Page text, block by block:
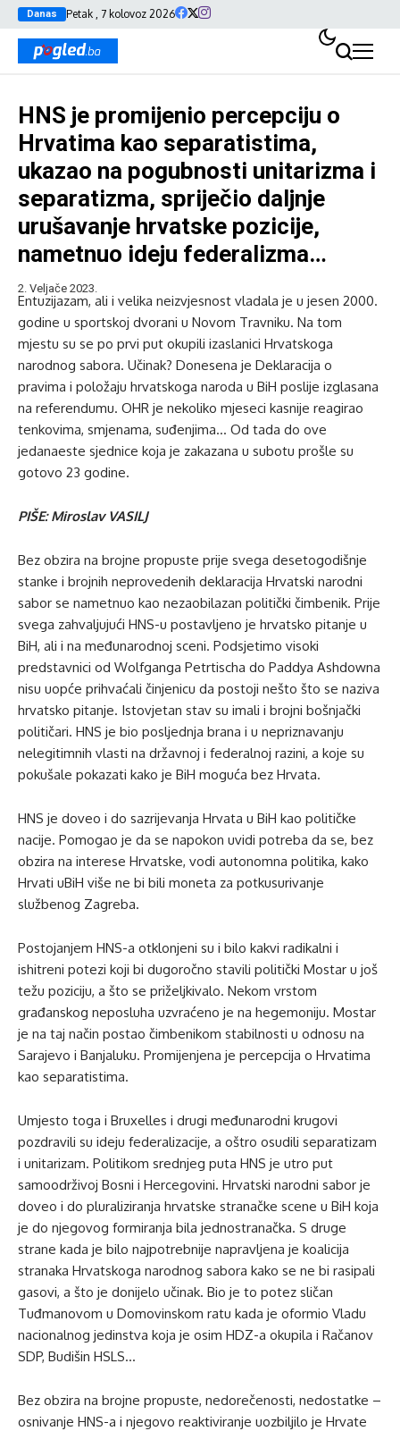
Danas Petak , 7 kolovoz 2026
HNS je promijenio percepciju o
Hrvatima kao separatistima,
ukazao na pogubnosti unitarizma i
separatizma, spriječio daljnje
urušavanje hrvatske pozicije,
nametnuo ideju federalizma…
2. Veljače 2023.
Entuzijazam, ali i velika neizvjesnost vladala je u jesen 2000.
godine u sportskoj dvorani u Novom Travniku. Na tom
mjestu su se po prvi put okupili izaslanici Hrvatskoga
narodnog sabora. Učinak? Donesena je Deklaracija o
pravima i položaju hrvatskoga naroda u BiH poslije izglasana
na referendumu. OHR je nekoliko mjeseci kasnije reagirao
tenkovima, smjenama, suđenjima… Od tada do ove
jedanaeste sjednice koja je zakazana u subotu prošle su
gotovo 23 godine.
PIŠE: Miroslav VASILJ
Bez obzira na brojne propuste prije svega desetogodišnje
stanke i brojnih neprovedenih deklaracija Hrvatski narodni
sabor se nametnuo kao nezaobilazan politički čimbenik. Prije
svega zahvaljujući HNS-u postavljeno je hrvatsko pitanje u
BiH, ali i na međunarodnoj sceni. Podsjetimo visoki
predstavnici od Wolfganga Petrtischa do Paddya Ashdowna
nisu uopće prihvaćali činjenicu da postoji nešto što se naziva
hrvatsko pitanje. Istovjetan stav su imali i brojni bošnjački
političari. HNS je bio posljednja brana i u nepriznavanju
nelegitimnih vlasti na državnoj i federalnoj razini, a koje su
pokušale pokazati kako je BiH moguća bez Hrvata.
HNS je doveo i do sazrijevanja Hrvata u BiH kao političke
nacije. Pomogao je da se napokon uvidi potreba da se, bez
obzira na interese Hrvatske, vodi autonomna politika, kako
Hrvati uBiH više ne bi bili moneta za potkusurivanje
službenog Zagreba.
Postojanjem HNS-a otklonjeni su i bilo kakvi radikalni i
ishitreni potezi koji bi dugoročno stavili politički Mostar u još
težu poziciju, a što se priželjkivalo. Nekom vrstom
građanskog neposluha uzvraćeno je na hegemoniju. Mostar
je na taj način postao čimbenikom stabilnosti u odnosu na
Sarajevo i Banjaluku. Promijenjena je percepcija o Hrvatima
kao separatistima.
Umjesto toga i Bruxelles i drugi međunarodni krugovi
pozdravili su ideju federalizacije, a oštro osudili separatizam
i unitarizam. Politikom srednjeg puta HNS je utro put
samoodrživoj Bosni i Hercegovini. Hrvatski narodni sabor je
doveo i do pluraliziranja hrvatske stranačke scene u BiH koja
je do njegovog formiranja bila jednostranačka. S druge
strane kada je bilo najpotrebnije napravljena je koalicija
stranaka Hrvatskoga narodnog sabora kako se ne bi rasipali
gasovi, a što je donijelo učinak. Bio je to potez sličan
Tuđmanovom u Domovinskom ratu kada je oformio Vladu
nacionalnog jedinstva koja je osim HDZ-a okupila i Račanov
SDP, Budišin HSLS…
Bez obzira na brojne propuste, nedorečenosti, nedostatke –
osnivanje HNS-a i njegovo reaktiviranje uozbiljilo je Hrvate